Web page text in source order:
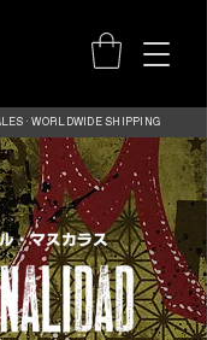
· WORLDWIDE SHIPPING